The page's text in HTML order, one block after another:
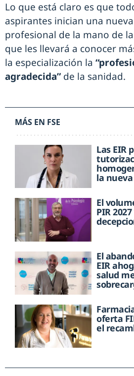
Lo que está claro es que
aspirantes inician una
profesional de la mano de
que les llevará a conocer
la especialización la
agradecida” de la sanidad.
MÁS EN FSE
Las EIR
la
El
PIR
El
EIR
salud
oferta
el